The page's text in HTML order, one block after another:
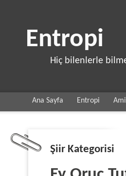
Entropi
Hiç bilenlerle
Ana Sayfa Entropi
Şiir Kategorisi